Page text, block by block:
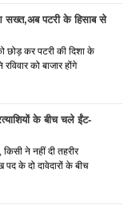
सख्त,अब पटरी के हिसाब से
छोड़ कर पटरी की दिशा के
को बाजार होंगे
के बीच चले ईंट-
किसी ने नहीं दी तहरीर
के दो दावेदारों के बीच